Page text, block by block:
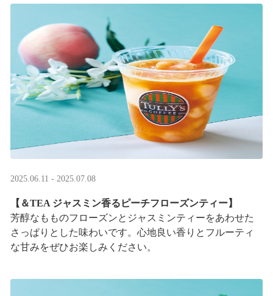
2025.06.11 - 2025.07.08
【＆TEA ジャスミン香るピーチフローズンティー】
芳醇なもものフローズンとジャスミンティーをあわせた
さっぱりとした味わいです。心地良い香りとフルーティ
な甘みをぜひお楽しみください。